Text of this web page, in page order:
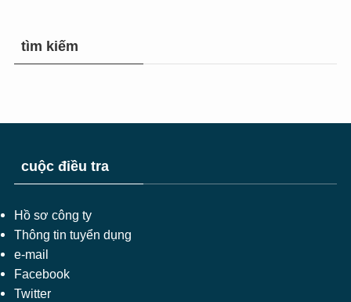
tìm kiếm
cuộc điều tra
Hồ sơ công ty
Thông tin tuyển dụng
e-mail
Facebook
Twitter